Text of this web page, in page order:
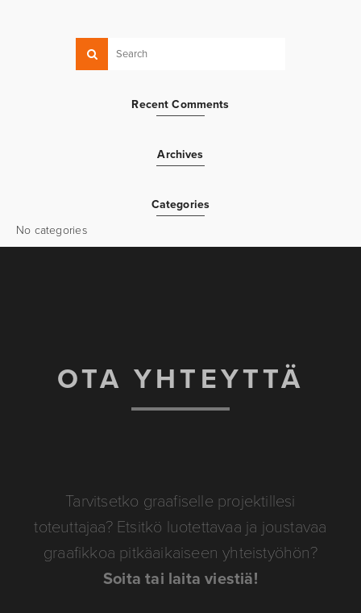
Recent Comments
Archives
Categories
No categories
OTA YHTEYTTÄ
Tarvitsetko graafiselle projektillesi
toteuttajaa? Etsitkö luotettavaa ja joustavaa
graafikkoa pitkäaikaiseen yhteistyöhön?
Soita tai laita viestiä!